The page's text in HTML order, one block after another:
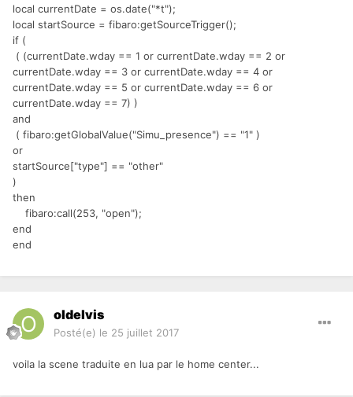
local currentDate = os.date("*t");
local startSource = fibaro:getSourceTrigger();
if (
( (currentDate.wday == 1 or currentDate.wday == 2 or
currentDate.wday == 3 or currentDate.wday == 4 or
currentDate.wday == 5 or currentDate.wday == 6 or
currentDate.wday == 7) )
and
( fibaro:getGlobalValue("Simu_presence") == "1" )
or
startSource["type"] == "other"
)
then
fibaro:call(253, "open");
end
end
oldelvis
Posté(e) le 25 juillet 2017
voila la scene traduite en lua par le home center...